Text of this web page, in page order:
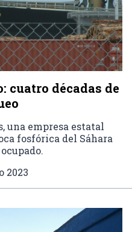
cuatro décadas de
una empresa estatal
fosfórica del Sáhara
2023